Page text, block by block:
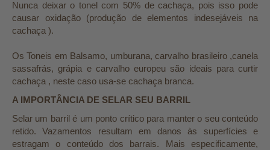
Nunca deixar o tonel com 50% de cachaça, pois isso pode
causar oxidação (produção de elementos indesejáveis na
cachaça ).
Os Toneis em Balsamo, umburana, carvalho brasileiro ,canela
sassafrás, grápia e carvalho europeu são ideais para curtir
cachaça , neste caso usa-se cachaça branca.
A IMPORTÂNCIA DE SELAR SEU BARRIL
Selar um barril é um ponto crítico para manter o seu conteúdo
retido. Vazamentos resultam em danos às superfícies e
estragam o conteúdo dos barrais. Mais especificamente,